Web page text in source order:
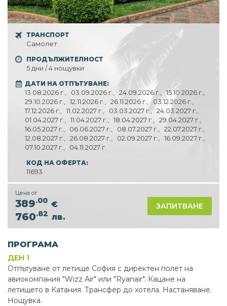
КРУИЗИ
ЗА НАС
ТРАНСПОРТ
Самолет
ПРОДЪЛЖИТЕЛНОСТ
5 дни / 4 нощувки
ДАТИ НА ОТПЪТУВАНЕ:
13.08.2026 г., 03.09.2026 г., 24.09.2026 г.,15.10.2026 г.,
29.10.2026 г., 12.11.2026 г., 26.11.2026 г., 03.12.2026 г.,
17.12.2026 г., 11.02.2027 г., 03.03.2027 г., 24.03.2027 г.,
01.04.2027 г., 11.04.2027 г., 18.04.2027 г., 29.04.2027 г.,
16.05.2027 г., 06.06.2027 г., 08.07.2027 г., 22.07.2027 г.,
12.08.2027 г., 26.08.2027 г., 02.09.2027 г., 16.09.2027 г.,
07.10.2027 г., 04.11.2027 г.
КОД НА ОФЕРТА:
11693
Цена от
389.00 €
760.82 лв.
ЗАПИТВАНЕ
ПРОГРАМА
ДЕН 1
Отпътуване от летище София с директен полет на
авиокомпания "Wizz Аir" или "Ryanair". Кацане на
летището в Катания. Трансфер до хотела. Настаняване.
Нощувка.